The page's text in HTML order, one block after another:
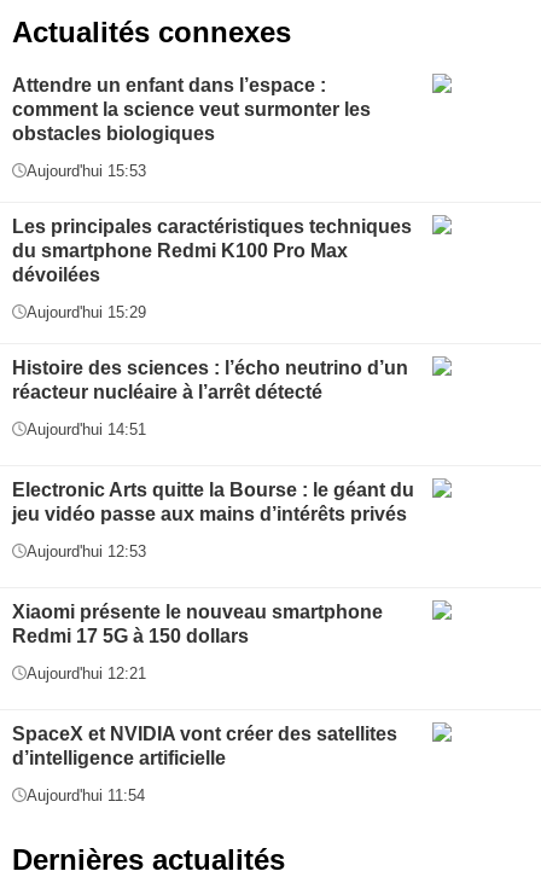
Actualités connexes
Attendre un enfant dans l’espace :
comment la science veut surmonter les
obstacles biologiques
Aujourd'hui 15:53
Les principales caractéristiques techniques
du smartphone Redmi K100 Pro Max
dévoilées
Aujourd'hui 15:29
Histoire des sciences : l’écho neutrino d’un
réacteur nucléaire à l’arrêt détecté
Aujourd'hui 14:51
Electronic Arts quitte la Bourse : le géant du
jeu vidéo passe aux mains d’intérêts privés
Aujourd'hui 12:53
Xiaomi présente le nouveau smartphone
Redmi 17 5G à 150 dollars
Aujourd'hui 12:21
SpaceX et NVIDIA vont créer des satellites
d’intelligence artificielle
Aujourd'hui 11:54
Dernières actualités